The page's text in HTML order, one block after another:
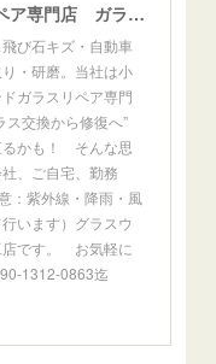
ウインドガラスリペア専門店 ガラスリペア・ヨシダ グラスウェルドジャパン 正規施工店 小松市
び石キズ・自動車
・研磨。当社は小
ガラスリペア専門
交換から修復へ”
かも！ そんな思
、ご自宅、勤務
：紫外線・降雨・風
います）グラスウ
店です。 お気軽に
1312-0863迄